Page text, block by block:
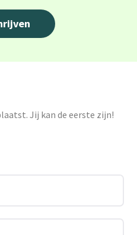
Jij kan de eerste zijn!